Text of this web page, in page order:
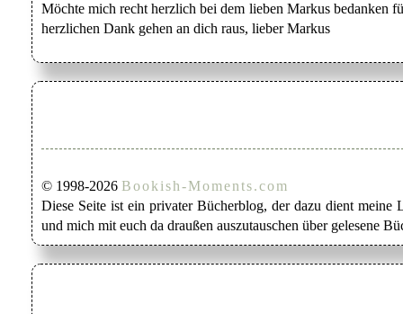
Möchte mich recht herzlich bei dem lieben Markus bedanken
herzlichen Dank gehen an dich raus, lieber Markus
© 1998-2026 Bookish-Moments.com
Diese Seite ist ein privater Bücherblog, der dazu dient meine
und mich mit euch da draußen auszutauschen über gelesene